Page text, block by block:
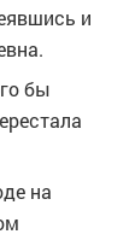
и
бы
на